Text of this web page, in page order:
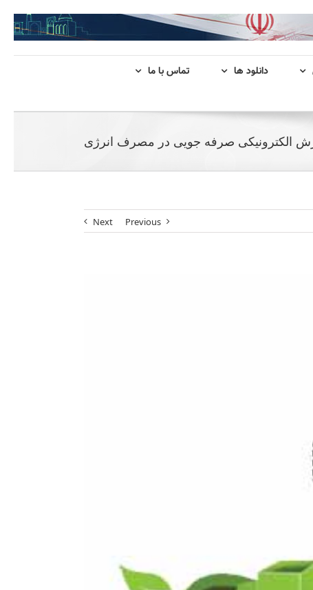
دانلود ها
تماس با ما
الکترونیکی صرفه جویی در مصرف انرژی
Previous
Next